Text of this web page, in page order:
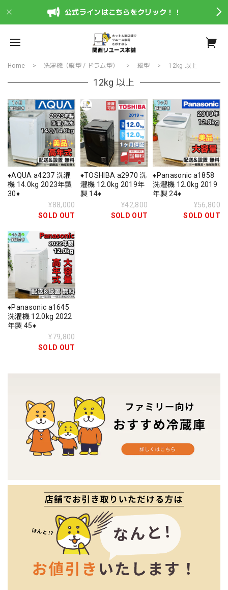
公式ラインはこちらをクリック！！
Home 洗濯機（縦型 / ドラム型） 縦型 12kg 以上
12kg 以上
♦️AQUA a4237 洗濯
機 14.0kg 2023年製
30♦️
¥88,000
SOLD OUT
♦️TOSHIBA a2970 洗
濯機 12.0kg 2019年
製 14♦️
¥42,800
SOLD OUT
♦️Panasonic a1858
洗濯機 12.0kg 2019
年製 24♦️
¥56,800
SOLD OUT
♦️Panasonic a1645
洗濯機 12.0kg 2022
年製 45♦️
¥79,800
SOLD OUT